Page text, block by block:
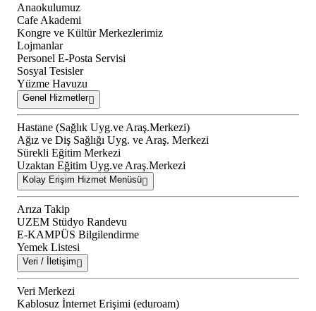
Anaokulumuz
Cafe Akademi
Kongre ve Kültür Merkezlerimiz
Lojmanlar
Personel E-Posta Servisi
Sosyal Tesisler
Yüzme Havuzu
Genel Hizmetler
Hastane (Sağlık Uyg.ve Araş.Merkezi)
Ağız ve Diş Sağlığı Uyg. ve Araş. Merkezi
Sürekli Eğitim Merkezi
Uzaktan Eğitim Uyg.ve Araş.Merkezi
Kolay Erişim Hizmet Menüsü
Arıza Takip
UZEM Stüdyo Randevu
E-KAMPÜS Bilgilendirme
Yemek Listesi
Veri / İletişim
Veri Merkezi
Kablosuz İnternet Erişimi (eduroam)